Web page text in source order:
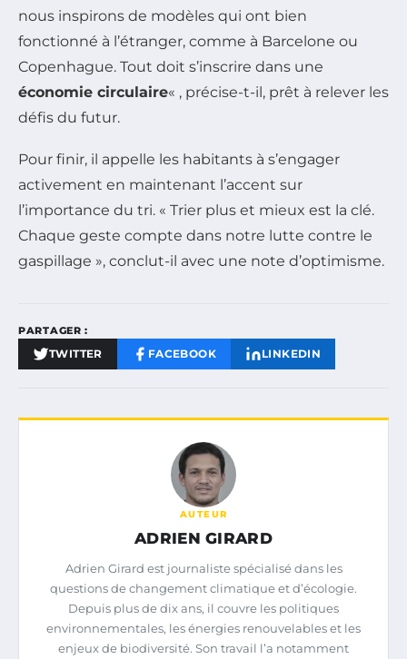
nous inspirons de modèles qui ont bien
fonctionné à l’étranger, comme à Barcelone ou
Copenhague. Tout doit s’inscrire dans une
économie circulaire« , précise-t-il, prêt à relever les
défis du futur.
Pour finir, il appelle les habitants à s’engager
activement en maintenant l’accent sur
l’importance du tri. « Trier plus et mieux est la clé.
Chaque geste compte dans notre lutte contre le
gaspillage », conclut-il avec une note d’optimisme.
PARTAGER :
TWITTER FACEBOOK LINKEDIN
AUTEUR
ADRIEN GIRARD
Adrien Girard est journaliste spécialisé dans les
questions de changement climatique et d’écologie.
Depuis plus de dix ans, il couvre les politiques
environnementales, les énergies renouvelables et les
enjeux de biodiversité. Son travail l’a notamment